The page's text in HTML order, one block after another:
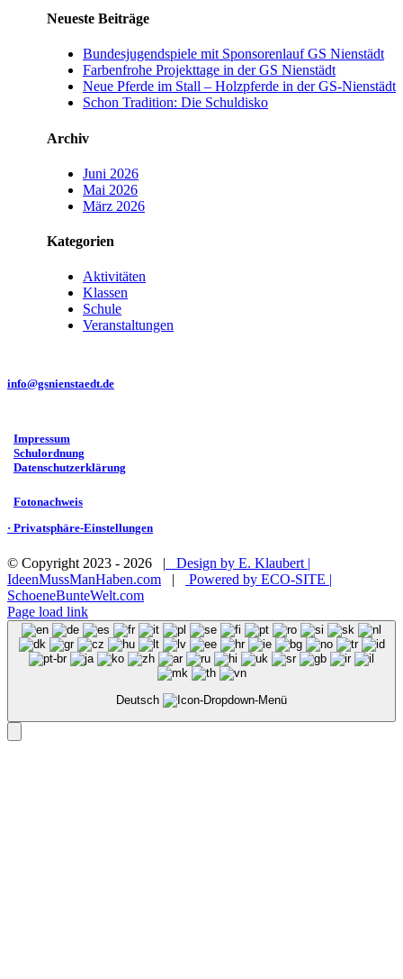
Neueste Beiträge
Bundesjugendspiele mit Sponsorenlauf GS Nienstädt
Farbenfrohe Projekttage in der GS Nienstädt
Neue Pferde im Stall – Holzpferde in der GS-Nienstädt
Schon Tradition: Die Schuldisko
Archiv
Juni 2026
Mai 2026
März 2026
Kategorien
Aktivitäten
Klassen
Schule
Veranstaltungen
info@gsnienstaedt.de
Impressum
Schulordnung
Datenschutzerklärung
Fotonachweis
· Privatsphäre-Einstellungen
© Copyright 2023 - 2026 | Design by E. Klaubert |
IdeenMussManHaben.com |
Powered by ECO-SITE |
SchoeneBunteWelt.com
Page load link
Deutsch